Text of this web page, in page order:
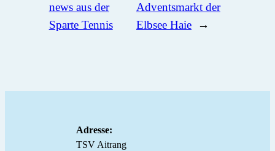
news aus der
Sparte Tennis
Adventsmarkt der
Elbsee Haie
→
Adresse:
TSV Aitrang